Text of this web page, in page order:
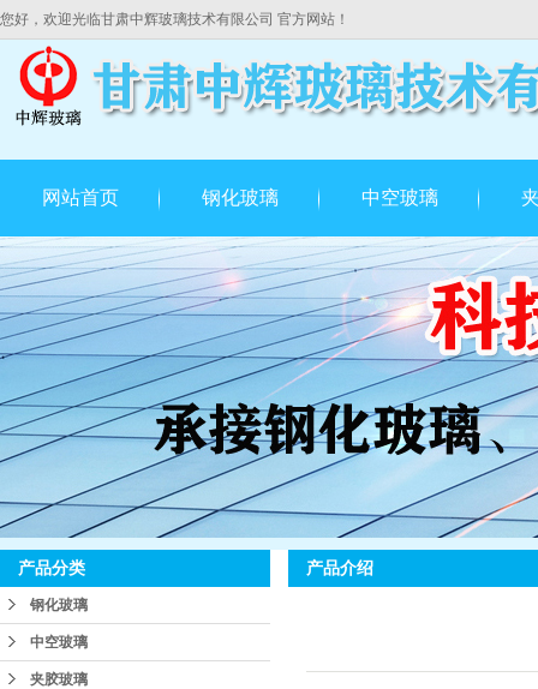
您好，欢迎光临甘肃中辉玻璃技术有限公司 官方网站！
网站首页 钢化玻璃 中空玻璃
产品分类
钢化玻璃
中空玻璃
夹胶玻璃
产品介绍